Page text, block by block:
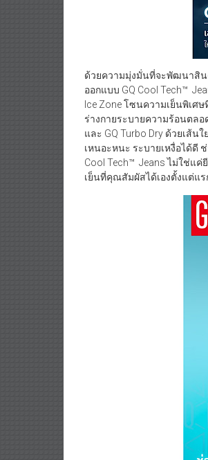
ด้วยความมุ่งมั่นที่จะพัฒนาสิน
ออกแบบ GQ Cool Tech™
Ice Zone โซนความเย็นพิเศ
ร่างกายระบายความร้อนตล
และ GQ Turbo Dry ด้วยเส้น
เหนอะหนะ ระบายเหงื่อได้ดี
Cool Tech™ Jeans ไม่ใช่แค่
เย็นที่คุณสัมผัสได้เองตั้งแต่แร